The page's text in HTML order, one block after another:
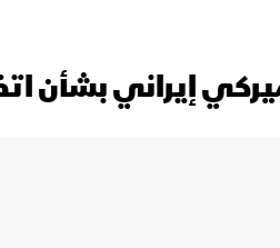
إيراني بشأن